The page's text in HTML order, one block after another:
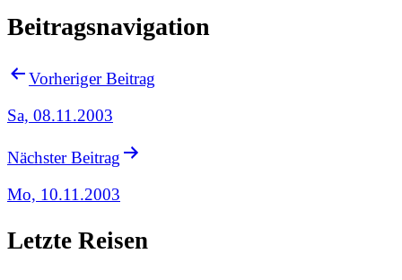
Beitragsnavigation
Vorheriger Beitrag
Sa, 08.11.2003
Nächster Beitrag
Mo, 10.11.2003
Letzte Reisen